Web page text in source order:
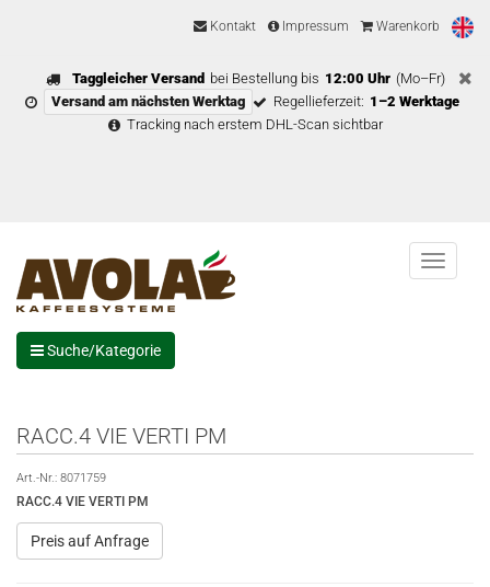
Kontakt Impressum Warenkorb
Taggleicher Versand bei Bestellung bis 12:00 Uhr (Mo–Fr)
Versand am nächsten Werktag
Regellieferzeit: 1–2 Werktage
Tracking nach erstem DHL-Scan sichtbar
Menu
Suche/Kategorie
RACC.4 VIE VERTI PM
Art.-Nr.: 8071759
RACC.4 VIE VERTI PM
Preis auf Anfrage